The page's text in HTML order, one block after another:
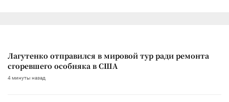
Лагутенко отправился в мировой тур ради ремонта
сгоревшего особняка в США
4 минуты назад